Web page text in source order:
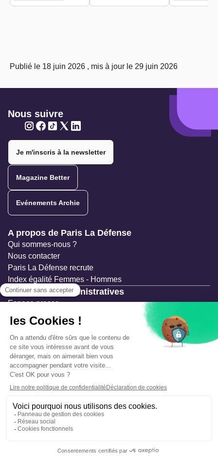
Publié le 18 juin 2026 , mis à jour le 29 juin 2026
Nous suivre
Je m'inscris à la newsletter
Magazine Better
Evénements Archie
Navigation secondaire
A propos de Paris La Défense
Qui sommes-nous ?
Nous contacter
Paris La Défense recrute
Index égalité Femmes - Hommes
Ressources administratives
Espace presse
Documentation
Marchés publics
Appels à projets & avis d'attribution
Mesures de publicité
Concertations et enquêtes publiques
Précautions et sécurité
Plan de gestion des risques
Mentions légales
Données personnelles
Gestion des cookies